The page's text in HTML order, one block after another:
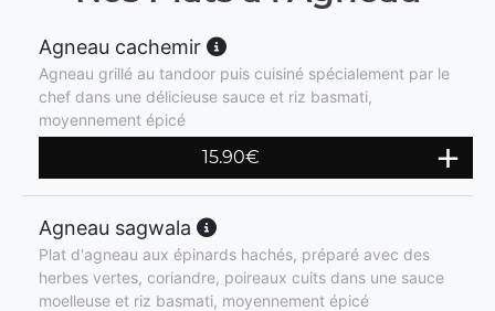
Agneau cachemir
Agneau grillé au tandoor puis cuisiné spécialement par le
chef dans une délicieuse sauce et riz basmati,
moyennement épicé
15.90€
Agneau sagwala
Plat d'agneau aux épinards hachés, préparé avec des
herbes vertes, coriandre, poireaux cuits dans une sauce
moelleuse et riz basmati, moyennement épicé